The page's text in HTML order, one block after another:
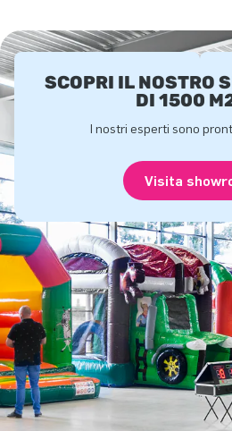
SCOPRI IL NOSTRO
DI 1500
I nostri esperti sono
Visita